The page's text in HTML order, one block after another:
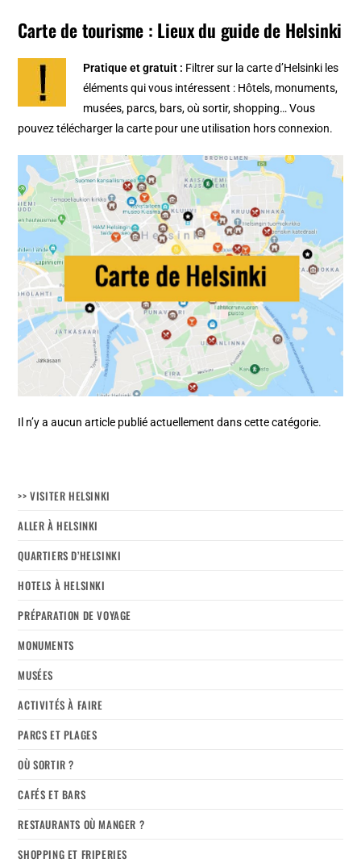
Carte de tourisme : Lieux du guide de Helsinki
Pratique et gratuit : Filtrer sur lacarte d’Helsinki les
éléments qui vous intéressent : Hôtels, monuments,
musées, parcs, bars, où sortir, shopping… Vous
pouvez télécharger la carte pour une utilisation hors connexion.
Il n’y a aucun article publié actuellement dans cette catégorie.
>> VISITER HELSINKI
ALLER À HELSINKI
QUARTIERS D’HELSINKI
HOTELS À HELSINKI
PRÉPARATION DE VOYAGE
MONUMENTS
MUSÉES
ACTIVITÉS À FAIRE
PARCS ET PLAGES
OÙ SORTIR ?
CAFÉS ET BARS
RESTAURANTS OÙ MANGER ?
SHOPPING ET FRIPERIES